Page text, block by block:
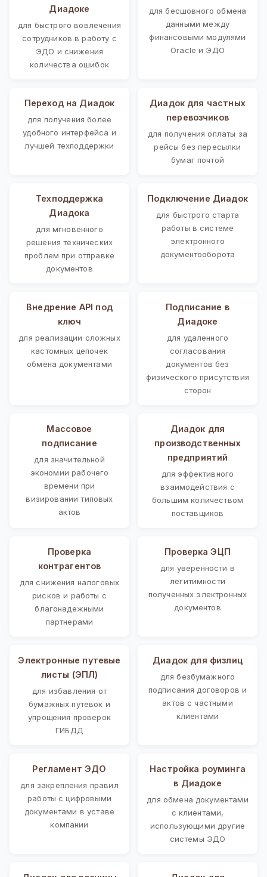
Диадоке
для быстрого вовлечения
сотрудников в работу с
ЭДО и снижения
количества ошибок
для бесшовного обмена
данными между
финансовыми модулями
Oracle и ЭДО
Переход на Диадок
для получения более
удобного интерфейса и
лучшей техподдержки
Диадок для частных
перевозчиков
для получения оплаты за
рейсы без пересылки
бумаг почтой
Техподдержка
Диадока
для мгновенного
решения технических
проблем при отправке
документов
Подключение Диадок
для быстрого старта
работы в системе
электронного
документооборота
Внедрение API под
ключ
для реализации сложных
кастомных цепочек
обмена документами
Подписание в
Диадоке
для удаленного
согласования
документов без
физического присутствия
сторон
Массовое
подписание
для значительной
экономии рабочего
времени при
визировании типовых
актов
Диадок для
производственных
предприятий
для эффективного
взаимодействия с
большим количеством
поставщиков
Проверка
контрагентов
для снижения налоговых
рисков и работы с
благонадежными
партнерами
Проверка ЭЦП
для уверенности в
легитимности
полученных электронных
документов
Электронные путевые
листы (ЭПЛ)
для избавления от
бумажных путевок и
упрощения проверок
ГИБДД
Диадок для физлиц
для безбумажного
подписания договоров и
актов с частными
клиентами
Регламент ЭДО
для закрепления правил
работы с цифровыми
документами в уставе
компании
Настройка роуминга
в Диадоке
для обмена документами
с клиентами,
использующими другие
системы ЭДО